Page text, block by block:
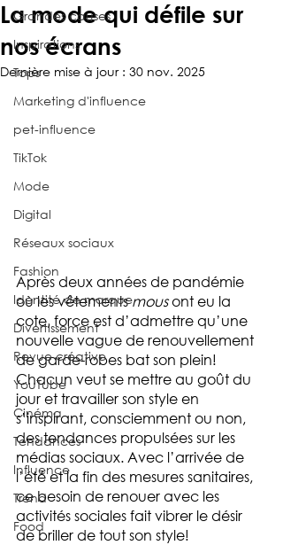
Grandes causes
Inspirations
Tops
Marketing d'influence
pet-influence
TikTok
Mode
Digital
Réseaux sociaux
Fashion
Identité de marque
Divertissement
Revue créative
YouTube
Cinéma
Tendances
Influence
Trend
Food
La mode qui défile sur
nos écrans
Dernière mise à jour : 30 nov. 2025
Après deux années de pandémie
où les vêtements mous ont eu la
cote, force est d’admettre qu’une
nouvelle vague de renouvellement
de garde-robes bat son plein!
Chacun veut se mettre au goût du
jour et travailler son style en
s’inspirant, consciemment ou non,
des tendances propulsées sur les
médias sociaux. Avec l’arrivée de
l’été et la fin des mesures sanitaires,
ce besoin de renouer avec les
activités sociales fait vibrer le désir
de briller de tout son style!